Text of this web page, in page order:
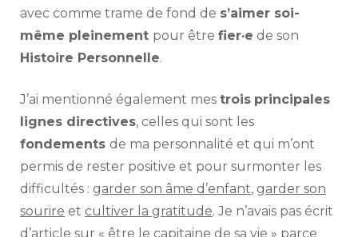
avec comme trame de fond de s’aimer soi-
même pleinement pour être fier·e de son
Histoire Personnelle.
J’ai mentionné également mes trois principales
lignes directives, celles qui sont les
fondements de ma personnalité et qui m’ont
permis de rester positive et pour surmonter les
difficultés : garder son âme d’enfant, garder son
sourire et cultiver la gratitude. Je n’avais pas écrit
d’article sur « être le capitaine de sa vie » parce